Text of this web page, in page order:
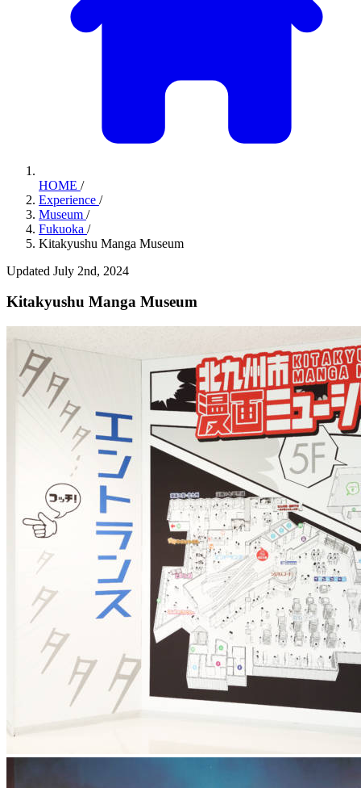
HOME /
Experience /
Museum /
Fukuoka /
Kitakyushu Manga Museum
Updated July 2nd, 2024
Kitakyushu Manga Museum